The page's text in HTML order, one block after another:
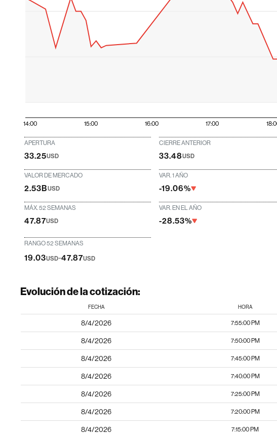
14:00 15:00 16:00 17:00
APERTURA
33.25USD
CIERRE ANTERIOR
33.48USD
VALOR DE MERCADO
2.53BUSD
VAR. 1 AÑO
-19.06%
MÁX. 52 SEMANAS
47.87USD
VAR. EN EL AÑO
-28.53%
RANGO 52 SEMANAS
19.03USD-47.87USD
Evolución de la cotización:
FECHA HORA
8/4/2026 7:55:00 PM
8/4/2026 7:50:00 PM
8/4/2026 7:45:00 PM
8/4/2026 7:40:00 PM
8/4/2026 7:25:00 PM
8/4/2026 7:20:00 PM
8/4/2026 7:15:00 PM